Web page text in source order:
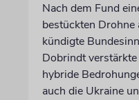
Nach dem Fund
bestückten Drohne
kündigte
Dobrindt
hybride
auch die Ukraine